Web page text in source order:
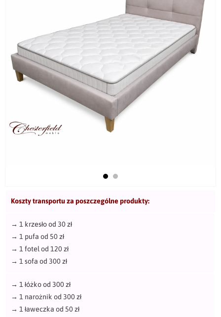
Koszty transportu za poszczególne produkty:
→ 1 krzesło od 30 zł
→ 1 pufa od 50 zł
→ 1 fotel od 120 zł
→ 1 sofa od 300 zł
→ 1 łóżko od 300 zł
→ 1 narożnik od 300 zł
→ 1 ławeczka od 50 zł